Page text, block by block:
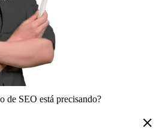
de SEO está precisando?